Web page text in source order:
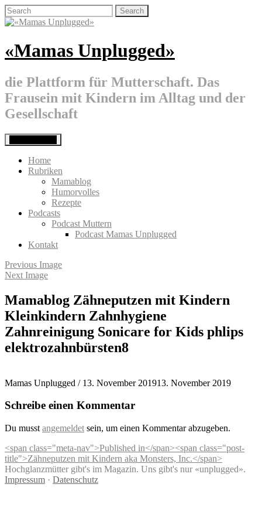
Skip
to
Search
for:
«Mamas Unplugged»
die Plattform für Mutterschaft. Das
Frausein mit Kindern im Alltag und der
Gesellschaft
Home
Rubriken
Mamablog
Humorvolles
Rezepte
Podcasts
Podcast Muttern
Podcast Mamas Unplugged
Kontakt
Previous Image
Next Image
Mamablog Zähneputzen mit Kindern
Kleinkindern Zahnhygiene
Zahnreinigung Sonicare for Kids phlips
elektrozahnbürsten8
Mamas Unplugged / 13. November 201913. November 2019
Schreibe einen Kommentar
Du musst angemeldet sein, um einen Kommentar abzugeben.
Beitragsnavigation
<span class="meta-nav">Published in</span><span class="post-
title">Zähneputzen mit Kindern aka Monsters, Inc.</span>
Hochglanzmütter gibt's im Magazin. Uns gibt's nur «unplugged».
Impressum · Datenschutz